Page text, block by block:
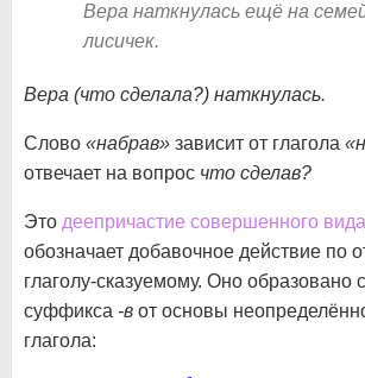
Вера наткнулась ещё на
лисичек.
Вера (что сделала?) наткнулась.
Слово «набрав» зависит от глагола
отвечает на вопрос что сделав?
Это деепричастие совершенного вида
обозначает добавочное действие по
глаголу-сказуемому. Оно
суффикса -в от основы
глагола: